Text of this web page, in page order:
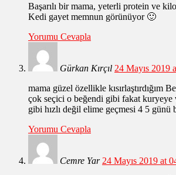
Başarılı bir mama, yeterli protein ve
Kedi gayet memnun görünüyor 🙂
Yorumu Cevapla
Gürkan Kırçıl 24 Mayıs 2019
mama güzel özellikle kısırlaştırdığım
çok seçici o beğendi gibi fakat kuryeye
gibi hızlı değil elime geçmesi 4 5 günü
Yorumu Cevapla
Cemre Yar 24 Mayıs 2019 at